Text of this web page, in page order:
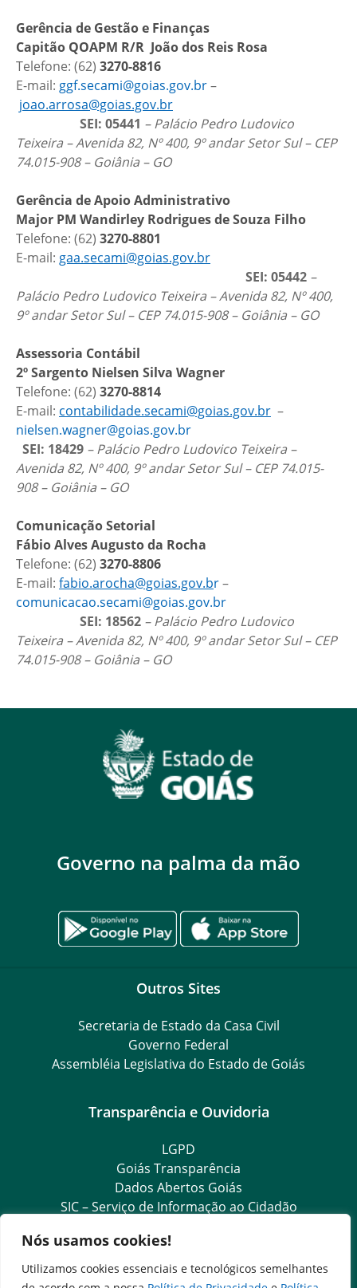
Nós usamos cookies!
Utilizamos cookies essenciais e tecnológicos semelhantes
Gerência de Gestão e Finanças
Capitão QOAPM R/R João dos Reis Rosa
Telefone: (62) 3270-8816
E-mail: ggf.secami@goias.gov.br–
joao.arrosa@goias.gov.br
SEI: 05441 – Palácio Pedro Ludovico
Teixeira – Avenida 82, Nº 400, 9º andar Setor Sul – CEP
74.015-908 – Goiânia – GO
Gerência de Apoio Administrativo
Major PM Wandirley Rodrigues de Souza Filho
Telefone: (62) 3270-8801
E-mail: gaa.secami@goias.gov.br
SEI: 05442 –
Palácio Pedro Ludovico Teixeira – Avenida 82, Nº 400,
9º andar Setor Sul – CEP 74.015-908 – Goiânia – GO
Assessoria Contábil
2º Sargento Nielsen Silva Wagner
Telefone: (62) 3270-8814
E-mail: contabilidade.secami@goias.gov.br –
nielsen.wagner@goias.gov.br
SEI: 18429 – Palácio Pedro Ludovico Teixeira –
Avenida 82, Nº 400, 9º andar Setor Sul – CEP 74.015-
908 – Goiânia – GO
Comunicação Setorial
Fábio Alves Augusto da Rocha
Telefone: (62) 3270-8806
E-mail: fabio.arocha@goias.gov.br–
comunicacao.secami@goias.gov.br
SEI: 18562 – Palácio Pedro Ludovico
Teixeira – Avenida 82, Nº 400, 9º andar Setor Sul – CEP
74.015-908 – Goiânia – GO
Governo na palma da mão
Outros Sites
Secretaria de Estado da Casa Civil
Governo Federal
Assembléia Legislativa do Estado de Goiás
Transparência e Ouvidoria
LGPD
Goiás Transparência
Dados Abertos Goiás
SIC – Serviço de Informação ao Cidadão
Acesso à Informação
Ouvidoria Setorial
Ouvidoria Setorial (Expresso)